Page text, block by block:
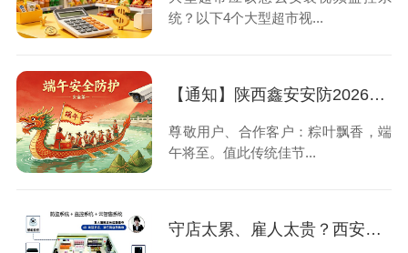
统？以下4个大型超市视...
【通知】陕西鑫安安防2026年端午节放假安排请查收
尊敬用户、合作客户：粽叶飘香，端
午将至。值此传统佳节...
守店太累、雇人太贵？西安便利店老板选择安装24小时云智售系统解决问题